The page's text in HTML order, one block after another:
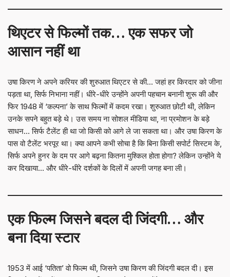
थिएटर से फिल्मों तक… एक सफर जो
आसान नहीं था
उषा किरण ने अपने करियर की शुरुआत थिएटर से की… जहां हर किरदार को जीना
पड़ता था, सिर्फ निभाना नहीं। धीरे-धीरे उन्होंने अपनी पहचान बनानी शुरू की और
फिर 1948 में ‘कल्पना’ के साथ फिल्मों में कदम रखा। शुरुआत छोटी थी, लेकिन
उनके सपने बहुत बड़े थे। उस समय ना सोशल मीडिया था, ना प्रमोशन के बड़े
साधन… सिर्फ टैलेंट ही था जो किसी को आगे ले जा सकता था। और उषा किरण के
पास वो टैलेंट भरपूर था। क्या आपने कभी सोचा है कि बिना किसी सपोर्ट सिस्टम के,
सिर्फ अपने हुनर के दम पर आगे बढ़ना कितना मुश्किल होता होगा? लेकिन उन्होंने ये
कर दिखाया… और धीरे-धीरे दर्शकों के दिलों में अपनी जगह बना ली।
एक फिल्म जिसने बदल दी जिंदगी… और
बना दिया स्टार
1953 में आई ‘पतिता’ वो फिल्म थी, जिसने उषा किरण की जिंदगी बदल दी। इस